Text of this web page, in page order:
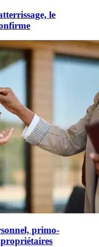
le
primo-
propriétaires